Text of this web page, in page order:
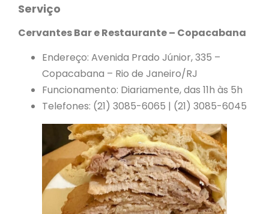
Serviço
Cervantes Bar e Restaurante – Copacabana
Endereço: Avenida Prado Júnior, 335 –
Copacabana – Rio de Janeiro/RJ
Funcionamento: Diariamente, das 11h às 5h
Telefones: (21) 3085-6065 | (21) 3085-6045